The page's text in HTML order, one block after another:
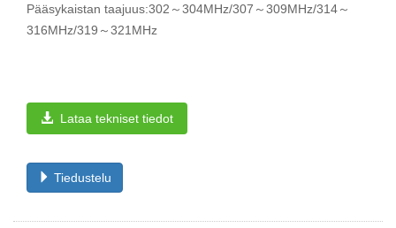
Pääsykaistan taajuus:302～304MHz/307～309MHz/314～
316MHz/319～321MHz
Lataa tekniset tiedot
Tiedustelu